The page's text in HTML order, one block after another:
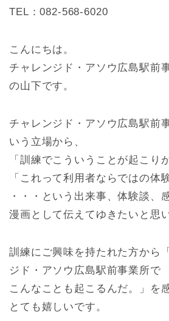
TEL：082-568-6020
こんにちは。
チャレンジド・アソウ広島駅前
の山下です。
チャレンジド・アソウ広島駅前
いう立場から、
「訓練でこういうことが起こり
「これって利用者ならではの体
・・・という出来事、体験談、
漫画として伝えてゆきたいと思
訓練にご興味を持たれた方から
ジド・アソウ広島駅前事業所で
こんなことも起こるんだ。」を
とても嬉しいです。